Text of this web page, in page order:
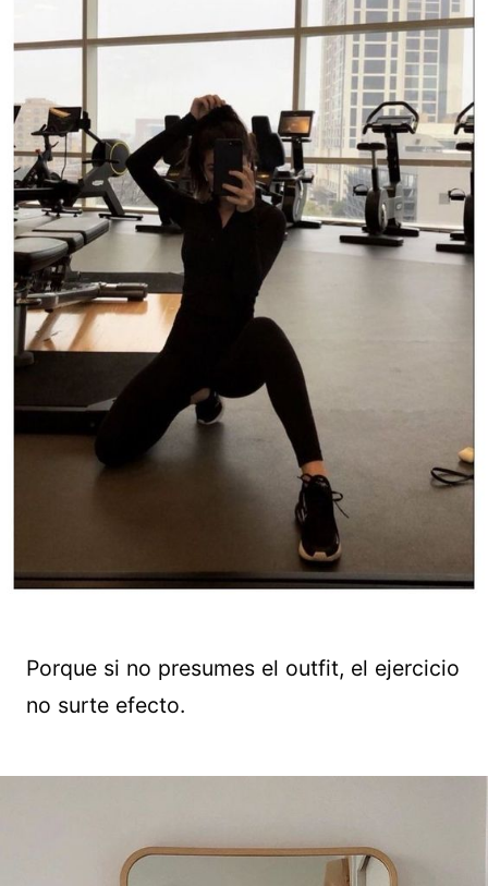
Porque si no presumes el outfit, el ejercicio
no surte efecto.